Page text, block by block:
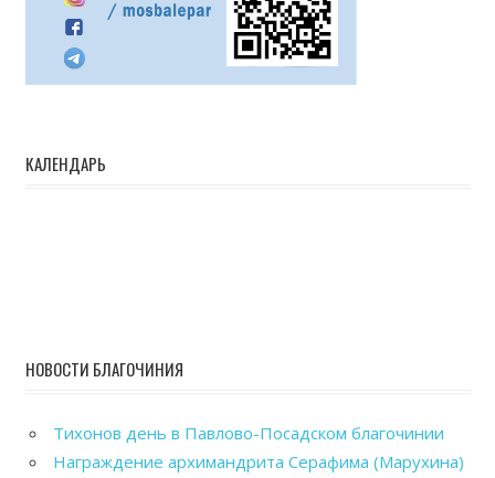
КАЛЕНДАРЬ
НОВОСТИ БЛАГОЧИНИЯ
Тихонов день в Павлово-Посадском благочинии
Награждение архимандрита Серафима (Марухина)